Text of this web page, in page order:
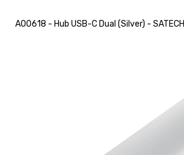
A00618 - Hub USB-C Dual (Silver) - SATECHI